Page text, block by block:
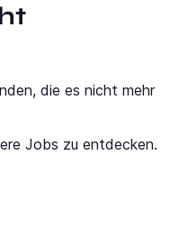
die es nicht mehr
Jobs zu entdecken.